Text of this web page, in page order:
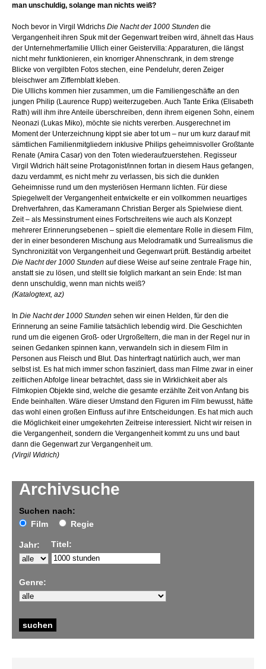
Archivsuche
Suchen nach:
Film
Regie
Jahr: Titel:
Genre:
man unschuldig, solange man nichts weiß?
Noch bevor in Virgil Widrichs Die Nacht der 1000 Stunden die
Vergangenheit ihren Spuk mit der Gegenwart treiben wird, ähnelt das Haus
der Unternehmerfamilie Ullich einer Geistervilla: Apparaturen, die längst
nicht mehr funktionieren, ein knorriger Ahnenschrank, in dem strenge
Blicke von vergilbten Fotos stechen, eine Pendeluhr, deren Zeiger
bleischwer am Ziffernblatt kleben.
Die Ullichs kommen hier zusammen, um die Familiengeschäfte an den
jungen Philip (Laurence Rupp) weiterzugeben. Auch Tante Erika (Elisabeth
Rath) will ihm ihre Anteile überschreiben, denn ihrem eigenen Sohn, einem
Neonazi (Lukas Miko), möchte sie nichts vererben. Ausgerechnet im
Moment der Unterzeichnung kippt sie aber tot um – nur um kurz darauf mit
sämtlichen Familienmitgliedern inklusive Philips geheimnisvoller Großtante
Renate (Amira Casar) von den Toten wiederaufzuerstehen. Regisseur
Virgil Widrich hält seine Protagonist/innen fortan in diesem Haus gefangen,
dazu verdammt, es nicht mehr zu verlassen, bis sich die dunklen
Geheimnisse rund um den mysteriösen Hermann lichten. Für diese
Spiegelwelt der Vergangenheit entwickelte er ein vollkommen neuartiges
Drehverfahren, das Kameramann Christian Berger als Spielwiese dient.
Zeit – als Messinstrument eines Fortschreitens wie auch als Konzept
mehrerer Erinnerungsebenen – spielt die elementare Rolle in diesem Film,
der in einer besonderen Mischung aus Melodramatik und Surrealismus die
Synchronizität von Vergangenheit und Gegenwart prüft. Beständig arbeitet
Die Nacht der 1000 Stunden auf diese Weise auf seine zentrale Frage hin,
anstatt sie zu lösen, und stellt sie folglich markant an sein Ende: Ist man
denn unschuldig, wenn man nichts weiß?
(Katalogtext, az)
In Die Nacht der 1000 Stunden sehen wir einen Helden, für den die
Erinnerung an seine Familie tatsächlich lebendig wird. Die Geschichten
rund um die eigenen Groß- oder Urgroßeltern, die man in der Regel nur in
seinen Gedanken spinnen kann, verwandeln sich in diesem Film in
Personen aus Fleisch und Blut. Das hinterfragt natürlich auch, wer man
selbst ist. Es hat mich immer schon fasziniert, dass man Filme zwar in einer
zeitlichen Abfolge linear betrachtet, dass sie in Wirklichkeit aber als
Filmkopien Objekte sind, welche die gesamte erzählte Zeit von Anfang bis
Ende beinhalten. Wäre dieser Umstand den Figuren im Film bewusst, hätte
das wohl einen großen Einfluss auf ihre Entscheidungen. Es hat mich auch
die Möglichkeit einer umgekehrten Zeitreise interessiert. Nicht wir reisen in
die Vergangenheit, sondern die Vergangenheit kommt zu uns und baut
dann die Gegenwart zur Vergangenheit um.
(Virgil Widrich)